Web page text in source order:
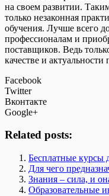
на своем развитии.
только незаконная
обучения. Лучше всего
профессионалам и
поставщиков. Ведь
качестве и
Facebook
Twitter
Вконтакте
Google+
Related posts:
Бесплатные курсы
Для чего
Знания – сила, и
Образовательные